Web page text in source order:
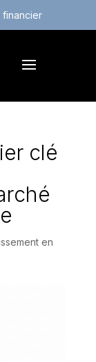
financier
clé
en